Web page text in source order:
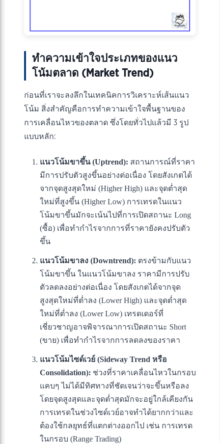
ทำความเข้าใจประเภทของแนว
โน้มตลาด (Market Trend)
ก่อนที่เราจะลงลึกในเทคนิคการวิเคราะห์เส้นแนว
โน้ม สิ่งสำคัญคือการทำความเข้าใจพื้นฐานของ
การเคลื่อนไหวของตลาด ซึ่งโดยทั่วไปแล้วมี 3 รูป
แบบหลัก:
แนวโน้มขาขึ้น (Uptrend): สถานการณ์ที่ราคา
มีการปรับตัวสูงขึ้นอย่างต่อเนื่อง โดยสังเกตได้
จากจุดสูงสุดใหม่ (Higher High) และจุดต่ำสุด
ใหม่ที่สูงขึ้น (Higher Low) การเทรดในแนว
โน้มขาขึ้นมักจะเน้นไปที่การเปิดสถานะ Long
(ซื้อ) เพื่อทำกำไรจากการที่ราคายังคงปรับตัว
ขึ้น
แนวโน้มขาลง (Downtrend): ตรงข้ามกับแนว
โน้มขาขึ้น ในแนวโน้มขาลง ราคามีการปรับ
ตัวลดลงอย่างต่อเนื่อง โดยสังเกตได้จากจุด
สูงสุดใหม่ที่ต่ำลง (Lower High) และจุดต่ำสุด
ใหม่ที่ต่ำลง (Lower Low) เทรดเดอร์ที่
เชี่ยวชาญอาจพิจารณาการเปิดสถานะ Short
(ขาย) เพื่อทำกำไรจากการลดลงของราคา
แนวโน้มไซด์เวย์ (Sideway Trend หรือ
Consolidation): ช่วงที่ราคาเคลื่อนไหวในกรอบ
แคบๆ ไม่ได้มีทิศทางที่ชัดเจนว่าจะขึ้นหรือลง
โดยจุดสูงสุดและจุดต่ำสุดมักจะอยู่ใกล้เคียงกัน
การเทรดในช่วงไซด์เวย์อาจทำได้ยากกว่าและ
ต้องใช้กลยุทธ์ที่แตกต่างออกไป เช่น การเทรด
ในกรอบ (Range Trading)